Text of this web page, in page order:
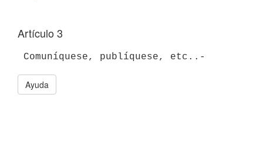
Artículo 3
Ayuda